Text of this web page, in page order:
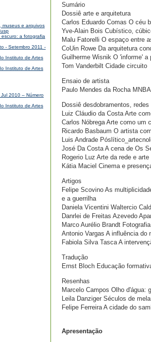
museus e arquivos
a fotografia
- Setembro 2011 -
Instituto de Artes
Instituto de Artes
2010 – Número
Instituto de Artes
Sumário
Dossiê arte e arquitetura
Carlos Eduardo Comas O céu
Yve-Alain Bois Cubístico,
Malu Fatorelli O espaço entre
CoUin Rowe Da arquitetura
Guilherme Wisnik O 'informe'
Tom Vanderbilt Cidade circuito
Ensaio de artista
Paulo Mendes da Rocha MNBA
Dossiê desdobramentos,
Luiz Cláudio da Costa Arte
Carlos Nóbrega Arte como um
Ricardo Basbaum O artista
Luis Andrade
José Da Costa A cena de Os
Rogerio Luz Arte da rede e
Kátia Maciel Cinema e
Artigos
Felipe Scovino As
e a guerrilha
Daniela Vicentini Waltercio
Danrlei de Freitas Azevedo
Marco Aurélio Brandt
Antonio Vargas A influência
Fabiola Silva Tasca A
Tradução
Ernst Bloch Educação
Resenhas
Marcelo Campos Olho d'água:
Leila Danziger Séculos de
Felipe Ferreira A cidade do
Apresentação